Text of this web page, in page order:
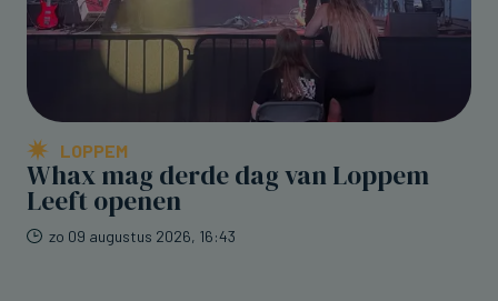
LOPPEM
Whax mag derde dag van Loppem
Leeft openen
zo 09 augustus 2026, 16:43